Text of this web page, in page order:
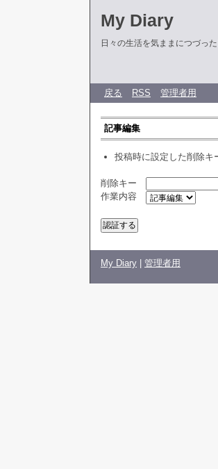
My Diary
日々の生活を気ままにつづった
戻る RSS 管理者用
記事編集
投稿時に設定した削除キ
削除キー
作業内容
My Diary 管理者用